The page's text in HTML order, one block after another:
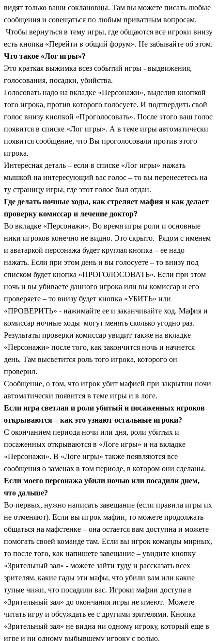
видят только ваши соклановцы. Там вы можете писать любые
сообщения и совещаться по любым приватным вопросам.
Чтобы вернуться в тему игры, где общаются все игроки внизу
есть кнопка «Перейти в общий форум». Не забывайте об этом.
Что такое «Лог игры»?
Это краткая выжимка всез событий игры - выдвижения,
голосования, посадки, убийства.
Голосовать надо на вкладке «Персонажи», выделив кнопкой
того игрока, против которого голосуете. И подтвердить свой
голос внизу кнопкой «Проголосовать». После этого ваш голос
появится в списке «Лог игры». А в теме игры автоматически
появится сообщение, что Вы проголосовали против этого
игрока.
Интересная деталь – если в списке «Лог игры» нажать
мышкой на интересующий вас голос – то вы перенесетесь на
ту страницу игры, где этот голос был отдан.
Где делать ночные ходы, как стреляет мафия и как делает
проверку комиссар и лечение доктор?
Во вкладке «Персонажи». Во время игры роли и основные
ники игроков конечно не видно. Это скрыто. Рядом с именем
и аватаркой персонажа будет круглая кнопка – ее надо
нажать. Если при этом день и вы голосуете – то внизу под
списком будет кнопка «ПРОГОЛОСОВАТЬ». Если при этом
ночь и вы убиваете данного игрока или вы комиссар и его
проверяете – то внизу будет кнопка «УБИТЬ» или
«ПРОВЕРИТЬ» - нажимайте ее и заканчивайте ход. Мафия и
комиссар ночные ходы могут менять сколько угодно раз.
Результаты проверки комиссар увидит также на вкладке
«Персонажи» после того, как закончится ночь и начнется
день. Там высветится роль того игрока, которого он
проверил.
Сообщение, о том, что игрок убит мафией при закрытии ночи
автоматически появится в теме игры и в логе.
Если игра светлая и роли убитый и посаженных игроков
открываются – как это узнают остальные игроки?
С окончанием периода ночи или дня, роли убитых и
посаженных открываются в «Логе игры» и на вкладке
«Персонажи». В «Логе игры» также появляются все
сообщения о заменах в том периоде, в котором они сделаны.
Если моего персонажа убили ночью или посадили днем,
что дальше?
Во-первых, нужно написать завещание (если правила игры их
не отменяют). Если вы игрок мафии, то можете продолжать
общаться на мафстенке – она остается вам доступна и можете
помогать своей команде там. Если вы игрок команды мирных,
то после того, как напишете завещание – увидите кнопку
«Зрительный зал» - можете зайти туду и рассказать всех
зрителям, какие гады эти мафы, что убили вам или какие
тупые чижи, что посадили вас. Игроки мафии доступа в
«Зрительный зал» до окончания игры не имеют. Можете
читать игру и обсуждать ее с другими зрителями. Кнопка
«Зрительный зал» не видна ни одному игроку, который еще в
игре и ни одному выбывшему игроку с ролью.